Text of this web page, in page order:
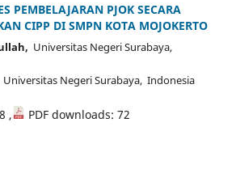
PEMBELAJARAN PJOK SECARA
CIPP DI SMPN KOTA MOJOKERTO
Universitas Negeri Surabaya,
Universitas Negeri Surabaya, Indonesia
, PDF downloads: 72